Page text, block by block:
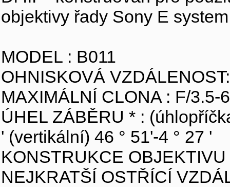
objektivy řady Sony E system
MODEL : B011
OHNISKOVÁ
MAXIMÁLNÍ CLONA : F/3.5-
ÚHEL ZÁBĚRU * :
' (vertikální) 46 ° 51'-4 ° 27 '
KONSTRUKCE
NEJKRATŠÍ OSTŘÍCÍ